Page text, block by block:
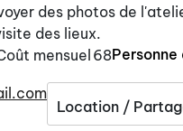
des photos de
des lieux.
mensuel 68
Location /